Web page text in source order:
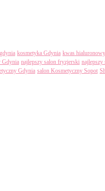
kosmetyka Gdynia kwas hialuronowy
Gdynia najlepszy salon fryzjerski
Gdynia salon Kosmetyczny Sopot